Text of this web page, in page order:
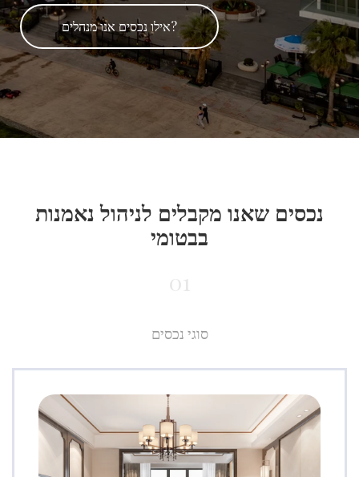
אילו נכסים אנו מנהלים?
נכסים שאנו מקבלים לניהול נאמנות
בבטומי
01
סוגי נכסים